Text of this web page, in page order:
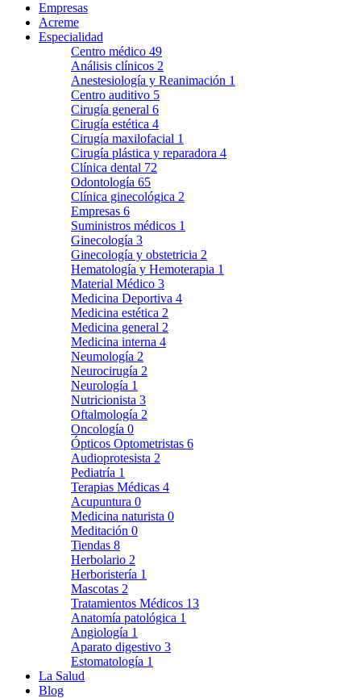
Empresas
Acreme
Especialidad
Centro médico 49
Análisis clínicos 2
Anestesiología y Reanimación 1
Centro auditivo 5
Cirugía general 6
Cirugía estética 4
Cirugía maxilofacial 1
Cirugía plástica y reparadora 4
Clínica dental 72
Odontología 65
Clínica ginecológica 2
Empresas 6
Suministros médicos 1
Ginecología 3
Ginecología y obstetricia 2
Hematología y Hemoterapia 1
Material Médico 3
Medicina Deportiva 4
Medicina estética 2
Medicina general 2
Medicina interna 4
Neumología 2
Neurocirugía 2
Neurología 1
Nutricionista 3
Oftalmología 2
Oncología 0
Ópticos Optometristas 6
Audioprotesista 2
Pediatría 1
Terapias Médicas 4
Acupuntura 0
Medicina naturista 0
Meditación 0
Tiendas 8
Herbolario 2
Herboristería 1
Mascotas 2
Tratamientos Médicos 13
Anatomía patológica 1
Angiología 1
Aparato digestivo 3
Estomatología 1
La Salud
Blog